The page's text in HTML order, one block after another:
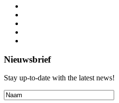
Nieuwsbrief
Stay up-to-date with the latest news!